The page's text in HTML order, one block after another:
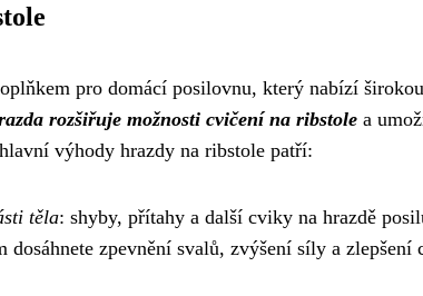
pro domácí posilovnu, který nabízí
rozšiřuje možnosti cvičení na ribstole a
výhody hrazdy na ribstole patří:
těla: shyby, přítahy a další cviky na hrazdě
zpevnění svalů, zvýšení síly a zlepšení